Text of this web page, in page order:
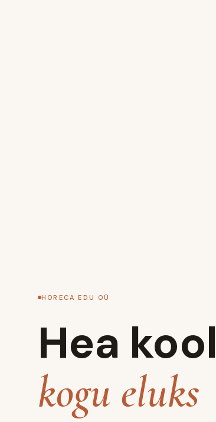
HORECA EDU OÜ
Hea kool
kogu eluks